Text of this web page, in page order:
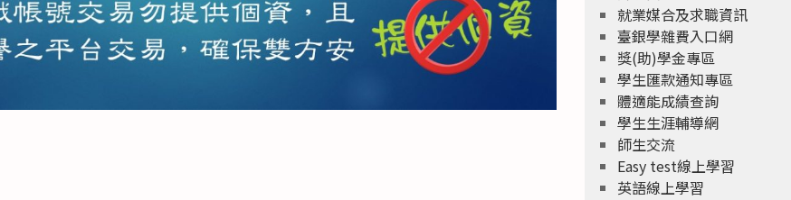
就業媒合及求職資訊
臺銀學雜費入口網
獎(助)學金專區
學生匯款通知專區
體適能成績查詢
學生生涯輔導網
師生交流
Easy test線上學習
英語線上學習